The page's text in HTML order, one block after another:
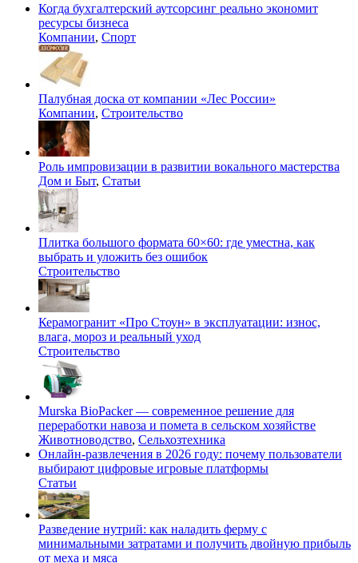
Когда бухгалтерский аутсорсинг реально экономит
ресурсы бизнеса
Компании, Спорт
Палубная доска от компании «Лес России»
Компании, Строительство
Роль импровизации в развитии вокального мастерства
Дом и Быт, Статьи
Плитка большого формата 60×60: где уместна, как
выбрать и уложить без ошибок
Строительство
Керамогранит «Про Стоун» в эксплуатации: износ,
влага, мороз и реальный уход
Строительство
Murska BioPacker — современное решение для
переработки навоза и помета в сельском хозяйстве
Животноводство, Сельхозтехника
Онлайн-развлечения в 2026 году: почему пользователи
выбирают цифровые игровые платформы
Статьи
Разведение нутрий: как наладить ферму с
минимальными затратами и получить двойную прибыль
от меха и мяса